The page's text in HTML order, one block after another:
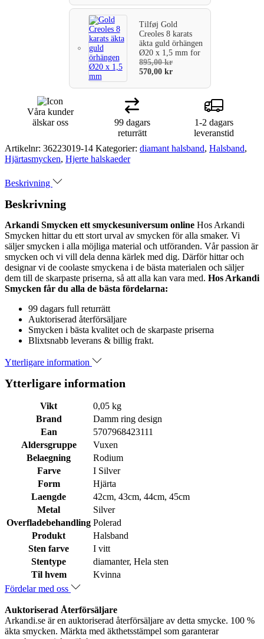
TilføjGold
Creoles 8 karats
äkta guld örhängen
Ø20 x 1,5 mmfor
895,00kr
570,00kr
Våra kunder
älskar oss
99 dagars
returrätt
1-2 dagars
leveranstid
Artikelnr: 36223019-14 Kategorier: diamant halsband, Halsband,
Hjärtasmycken, Hjerte halskaeder
Beskrivning
Beskrivning
Arkandi Smycken ett smyckesuniversum online Hos Arkandi
Smycken hittar du ett stort urval av smycken för alla smaker. Vi
säljer smycken i alla möjliga material och utföranden. Vår passion är
smycken och vi vill dela denna kärlek med dig. Därför hittar och
designar vi de coolaste smyckena i de bästa materialen och säljer
dem till de skarpaste priserna, så att alla kan vara med. Hos Arkandi
Smycken får du alla de bästa fördelarna:
99 dagars full returrätt
Auktoriserad återförsäljare
Smycken i bästa kvalitet och de skarpaste priserna
Blixtsnabb leverans & billig frakt.
Ytterligare information
Ytterligare information
Vikt
0,05 kg
Brand
Damm ring design
Ean
5707968423111
Aldersgruppe
Vuxen
Belaegning
Rodium
Farve
I Silver
Form
Hjärta
Laengde
42cm, 43cm, 44cm, 45cm
Metal
Silver
Overfladebehandling Polerad
Produkt
Halsband
Sten farve
I vitt
Stentype
diamanter, Hela sten
Til hvem
Kvinna
Fördelar med oss
Auktoriserad Återförsäljare
Arkandi.se är en auktoriserad återförsäljare av detta smycke. 100 %
äkta smycken. Märkta med äkthetsstämpel som garanterar